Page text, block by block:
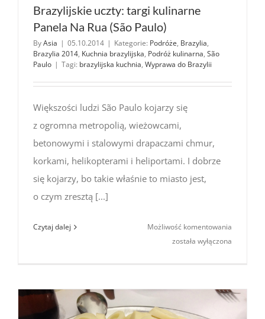
Brazylijskie uczty: targi kulinarne
Panela Na Rua (São Paulo)
ByAsia | 05.10.2014 | Kategorie: Podróże, Brazylia,
Brazylia 2014, Kuchnia brazylijska, Podróż kulinarna, São
Paulo | Tagi: brazylijska kuchnia, Wyprawa do Brazylii
Większości ludzi São Paulo kojarzy się
z ogromna metropolią, wieżowcami,
betonowymi i stalowymi drapaczami chmur,
korkami, helikopterami i heliportami. I dobrze
się kojarzy, bo takie właśnie to miasto jest,
o czym zresztą [...]
Czytaj dalej Możliwość komentowania
Na Rua
została wyłączona